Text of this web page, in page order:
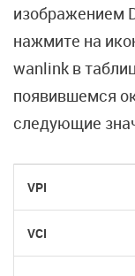
изображением
нажмите на
wanlink в
появившемся
следующие
VPI
VCI